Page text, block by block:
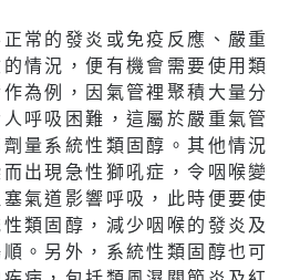
常的發炎或免疫反應、嚴重
情況，便有機會需要使用類
為例，因氣管裡聚積大量分
呼吸困難，這屬於嚴重氣管
量系統性類固醇。其他情況
出現急性獅吼症，令咽喉變
氣道影響呼吸，此時便要使
類固醇，減少咽喉的發炎及
。另外，系統性類固醇也可